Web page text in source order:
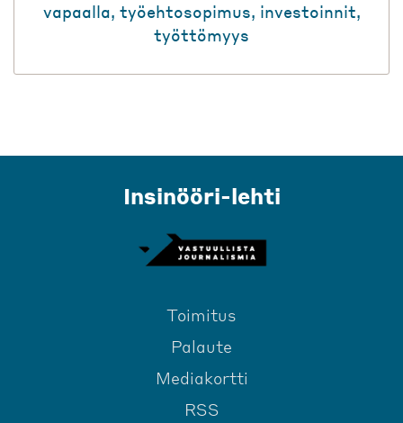
vapaalla, työehtosopimus, investoinnit,
työttömyys
Insinööri-lehti
Toimitus
Palaute
Mediakortti
RSS